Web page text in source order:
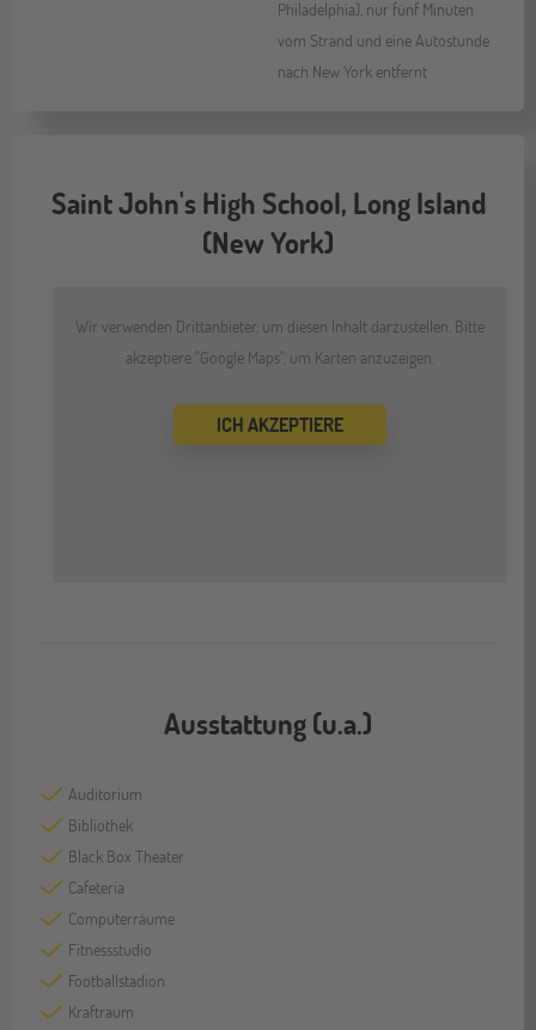
Philadelphia), nur fünf Minuten
vom Strand und eine Autostunde
nach New York entfernt
Saint John's High School, Long Island
(New York)
Wir verwenden Drittanbieter, um diesen Inhalt darzustellen. Bitte
akzeptiere "Google Maps", um Karten anzuzeigen.
ICH AKZEPTIERE
Ausstattung (u.a.)
Auditorium
Bibliothek
Black Box Theater
Cafeteria
Computerräume
Fitnessstudio
Footballstadion
Kraftraum